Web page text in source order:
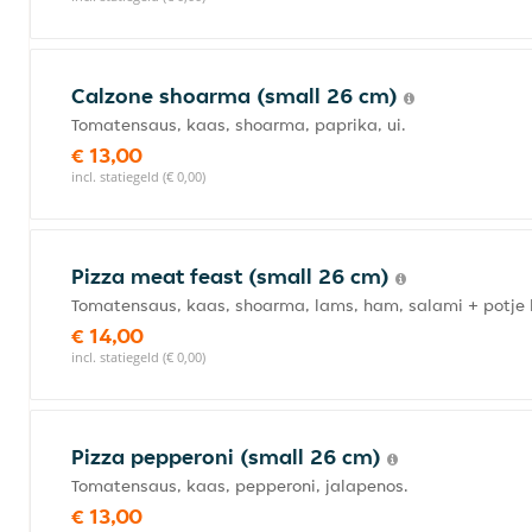
Calzone shoarma (small 26 cm)
Tomatensaus, kaas, shoarma, paprika, ui.
€ 13,00
incl. statiegeld (€ 0,00)
Pizza meat feast (small 26 cm)
Tomatensaus, kaas, shoarma, lams, ham, salami + potje
€ 14,00
incl. statiegeld (€ 0,00)
Pizza pepperoni (small 26 cm)
Tomatensaus, kaas, pepperoni, jalapenos.
€ 13,00